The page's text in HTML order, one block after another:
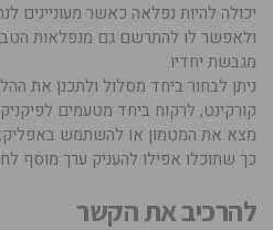
יכולה להיות נפלאה כאשר מעוניינים
ולאפשר לו להתרשם גם מנפלאות הטבע
מגבשת יחדיו.
ניתן לבחור ביחד מסלול ולתכנן את
קורקינט, לרקוח ביחד מטעמים
מצא את המטמון או להשתמש
כך שתוכלו אפילו להעניק ערך מוסף
להרכיב את הקשר